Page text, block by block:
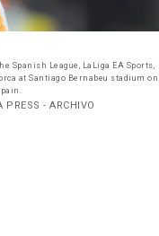
Spanish League, LaLiga EA Sports,
at Santiago Bernabeu stadium on
- ARCHIVO